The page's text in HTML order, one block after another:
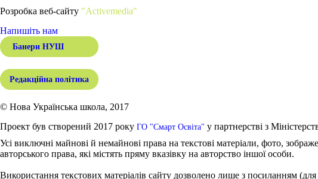
Розробка веб-сайту "Activemedia"
Напишіть нам
Банери НУШ
Редакційна політика
© Нова Українська школа, 2017
Проект був створений 2017 року ГО "Смарт Освіта" у партнерстві з
Усі виключні майнові й немайнові права на текстові матеріали, фото,
авторського права, які містять пряму вказівку на авторство іншої особи.
Використання текстових матеріалів сайту дозволено лише з посиланням